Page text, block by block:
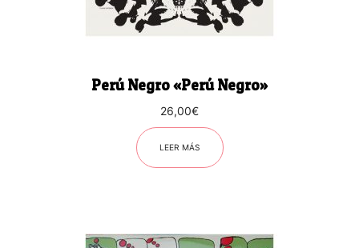
Perú Negro «Perú Negro»
26,00€
LEER MÁS